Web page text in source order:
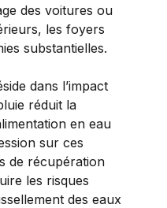
des voitures ou
les foyers
substantielles.
dans l’impact
réduit la
en eau
sur ces
de récupération
les risques
des eaux